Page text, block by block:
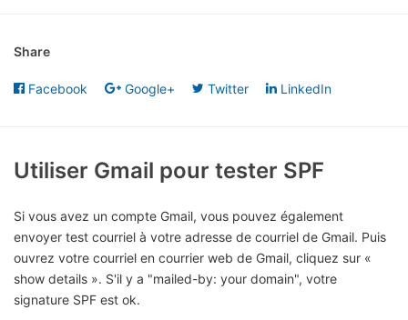
Share
Facebook Google+ Twitter LinkedIn
Utiliser Gmail pour tester SPF
Si vous avez un compte Gmail, vous pouvez également
envoyer test courriel à votre adresse de courriel de Gmail. Puis
ouvrez votre courriel en courrier web de Gmail, cliquez sur «
show details ». S'il y a "mailed-by: your domain", votre
signature SPF est ok.